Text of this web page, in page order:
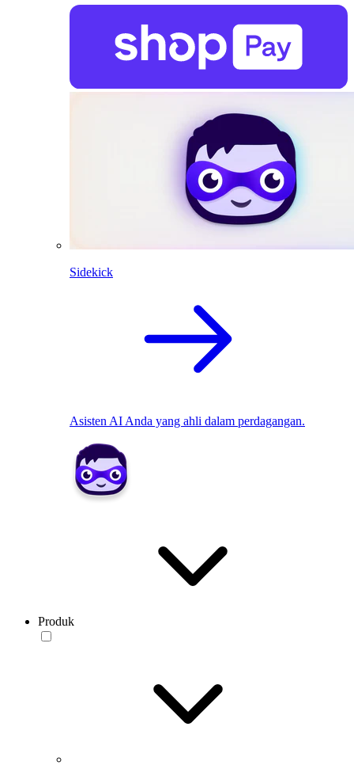
Sidekick
Asisten AI Anda yang ahli dalam perdagangan.
Produk